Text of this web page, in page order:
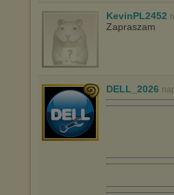
KevinPL2452
Zapraszam
DELL_2026